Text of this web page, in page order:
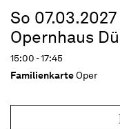
So 07.03.2027
Opernhaus
15:00 - 17:45
FamilienkarteOper